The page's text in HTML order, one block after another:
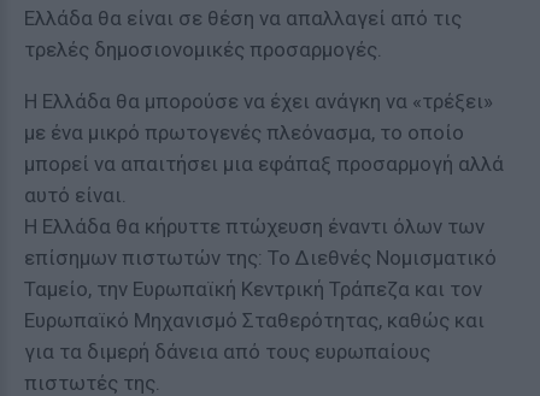
Ελλάδα θα είναι σε θέση να απαλλαγεί από τις
τρελές δημοσιονομικές προσαρμογές.
Η Ελλάδα θα μπορούσε να έχει ανάγκη να «τρέξει»
με ένα μικρό πρωτογενές πλεόνασμα, το οποίο
μπορεί να απαιτήσει μια εφάπαξ προσαρμογή αλλά
αυτό είναι.
Η Ελλάδα θα κήρυττε πτώχευση έναντι όλων των
επίσημων πιστωτών της: Το Διεθνές Νομισματικό
Ταμείο, την Ευρωπαϊκή Κεντρική Τράπεζα και τον
Ευρωπαϊκό Μηχανισμό Σταθερότητας, καθώς και
για τα διμερή δάνεια από τους ευρωπαίους
πιστωτές της.